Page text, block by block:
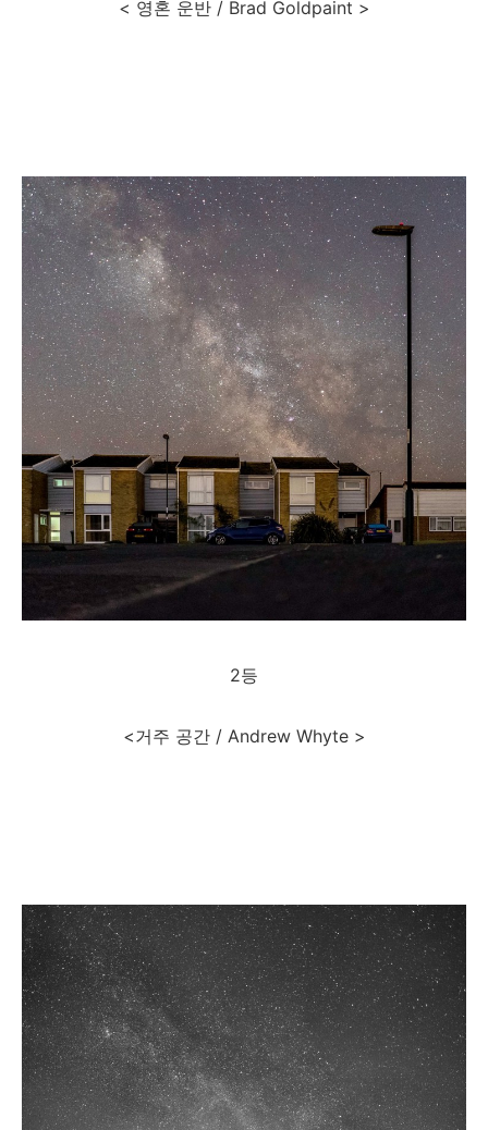
< 영혼 운반 / Brad Goldpaint >
2등
<거주 공간 / Andrew Whyte >